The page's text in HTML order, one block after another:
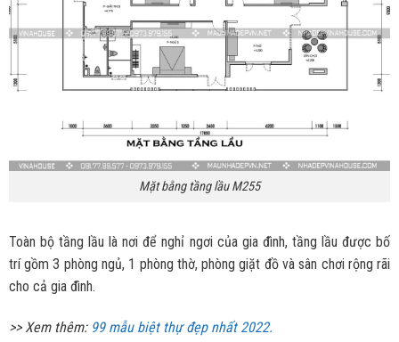
Mặt bằng tầng lầu M255
Toàn bộ tầng lầu là nơi để nghỉ ngơi của gia đình, tầng lầu được bố
trí gồm 3 phòng ngủ, 1 phòng thờ, phòng giặt đồ và sân chơi rộng rãi
cho cả gia đình.
>> Xem thêm: 99 mẫu biệt thự đẹp nhất 2022.